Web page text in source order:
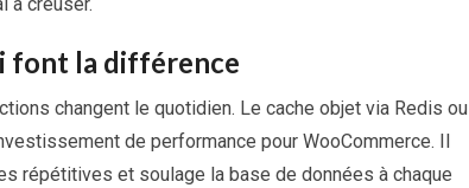
font la différence
changent le quotidien. Le cache objet via Redis ou
de performance pour WooCommerce. Il
répétitives et soulage la base de données à chaque